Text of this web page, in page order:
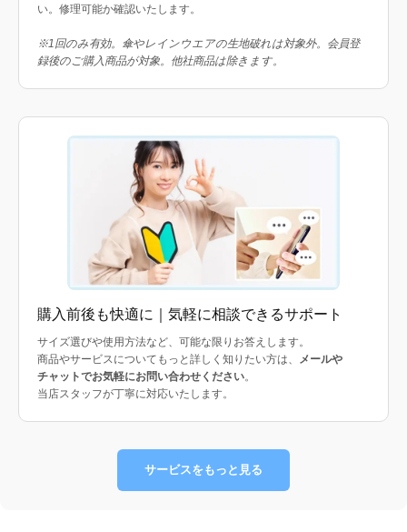
い。修理可能か確認いたします。
※1回のみ有効。傘やレインウエアの生地破れは対象外。会員登
録後のご購入商品が対象。他社商品は除きます。
購入前後も快適に｜気軽に相談できるサポート
サイズ選びや使用方法など、可能な限りお答えします。
商品やサービスについてもっと詳しく知りたい方は、 メールや
チャットでお気軽にお問い合わせください。
当店スタッフが丁寧に対応いたします。
サービスをもっと見る